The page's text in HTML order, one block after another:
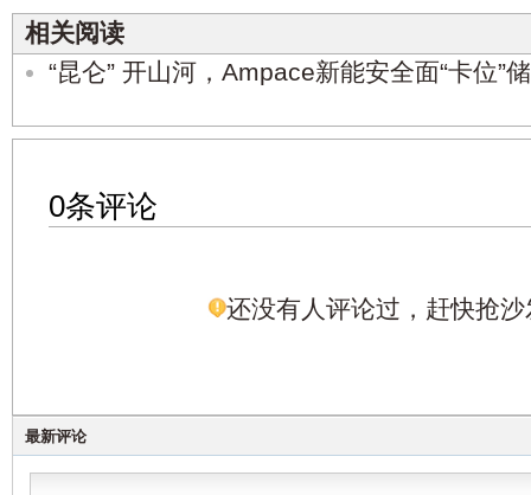
相关阅读
“昆仑” 开山河，Ampace新能安全面“卡位”
0条评论
还没有人评论过，赶快抢沙
最新评论